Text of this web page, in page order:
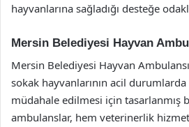
hayvanlarına sağladığı desteğe
Mersin Belediyesi Hayvan
Mersin Belediyesi Hayvan
sokak hayvanlarının acil durumlarda
müdahale edilmesi için tasarlanmış
ambulanslar, hem veterinerlik